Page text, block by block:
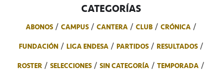
CATEGORÍAS
ABONOS CAMPUS CANTERA CLUB
CRÓNICA
FUNDACIÓN
LIGA ENDESA PARTIDOS
RESULTADOS
ROSTER
SELECCIONES SIN CATEGORÍA
TEMPORADA